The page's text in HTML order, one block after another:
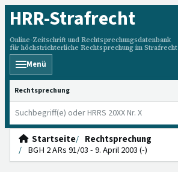
HRR-Strafrecht
Online-Zeitschrift und Rechtsprechungsdatenbank
für höchstrichterliche Rechtsprechung im Strafrecht
Menü
HRRS durchsuchen
Startseite
Rechtsprechung
BGH 2 ARs 91/03 - 9. April 2003 (-)